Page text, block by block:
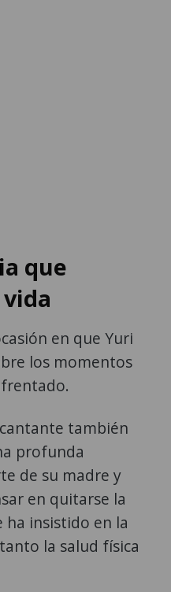
que
en que Yuri
los momentos
también
profunda
de su madre y
en quitarse la
insistido en la
la salud física